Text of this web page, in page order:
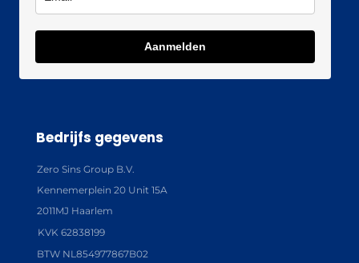
Aanmelden
Bedrijfs gegevens
Zero Sins Group B.V.
Kennemerplein 20 Unit 15A
2011MJ Haarlem
KVK 62838199
BTW NL854977867B02